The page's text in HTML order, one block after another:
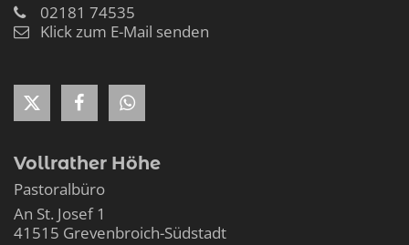
02181 74535
Klick zum E-Mail senden
Vollrather Höhe
Pastoralbüro
An St. Josef 1
41515 Grevenbroich-Südstadt